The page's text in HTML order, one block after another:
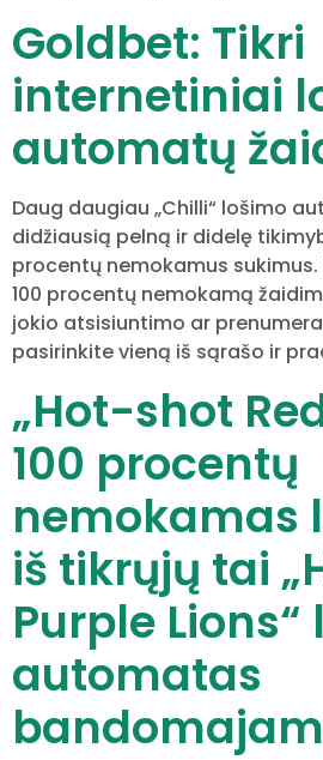
Goldbet: Tikri
internetiniai
automatų
Daug daugiau „Chilli“ lošimo
didžiausią pelną ir didelę
procentų nemokamus
100 procentų nemokamą
jokio atsisiuntimo ar
pasirinkite vieną iš sąrašo ir
„Hot-shot
100 procentų
nemokamas
iš tikrųjų tai
Purple
automatas